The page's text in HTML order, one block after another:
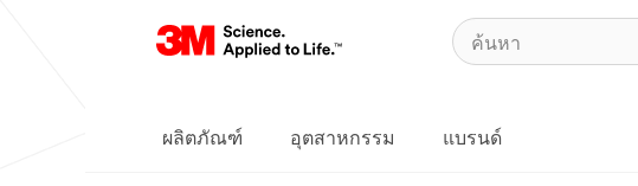
ผลิตภัณฑ์ อุตสาหกรรม แบรนด์